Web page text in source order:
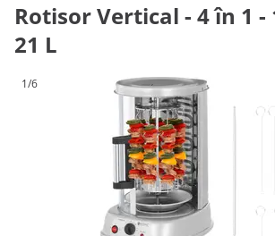
Rotisor Vertical - 4 în 1 -
21 L
1/6